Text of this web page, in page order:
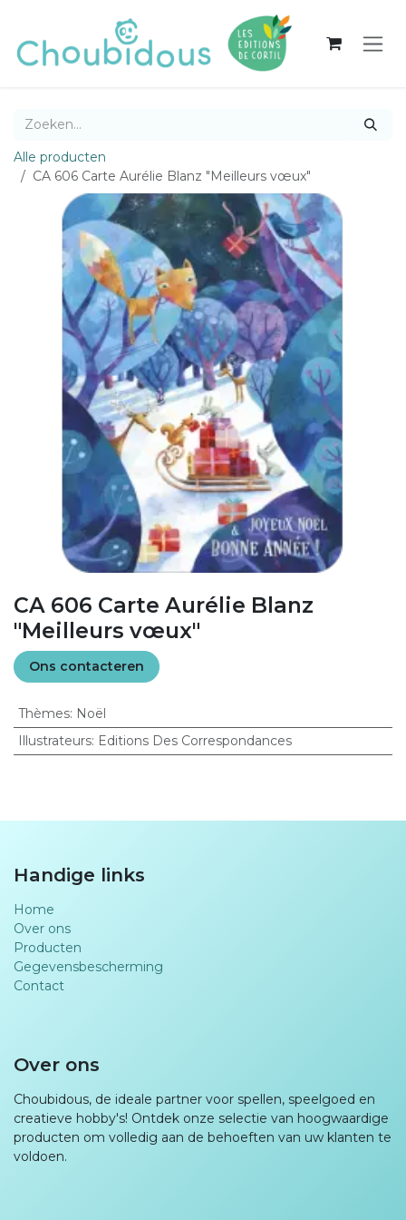
Alle producten
CA 606 Carte Aurélie Blanz "Meilleurs vœux"
CA 606 Carte Aurélie Blanz
"Meilleurs vœux"
Ons contacteren
Thèmes: Noël
Illustrateurs: Editions Des Correspondances
Handige links
Home
Over ons
Producten
Gegevensbescherming
Contact
Over ons
Choubidous, de ideale partner voor spellen, speelgoed en
creatieve hobby's! Ontdek onze selectie van hoogwaardige
producten om volledig aan de behoeften van uw klanten te
voldoen.